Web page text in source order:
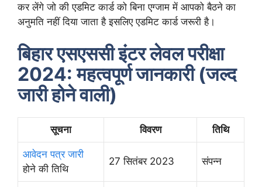
कर लेंगे जो की एडमिट कार्ड को बिना एग्जाम में आपको बैठने का
अनुमति नहीं दिया जाता है इसलिए एडमिट कार्ड जरूरी है।
बिहार एसएससी इंटर लेवल परीक्षा
2024: महत्वपूर्ण जानकारी (जल्द
जारी होने वाली)
सूचना विवरण तिथि
आवेदन पत्र जारी
होने की तिथि
27 सितंबर 2023 संपन्न